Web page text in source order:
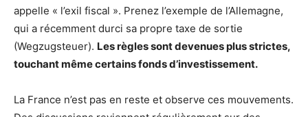
appelle « l’exil fiscal ». Prenez l’exemple de l’Allemagne,
qui a récemment durci sa propre taxe de sortie
(Wegzugsteuer). Les règles sont devenues plus strictes,
touchant même certains fonds d’investissement.
La France n’est pas en reste et observe ces mouvements.